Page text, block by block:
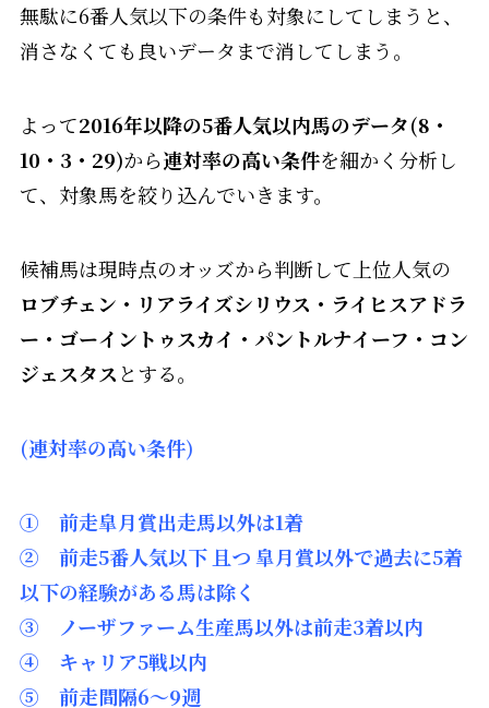
無駄に6番人気以下の条件も対象にしてしまうと、
消さなくても良いデータまで消してしまう。
よって2016年以降の5番人気以内馬のデータ(8・
10・3・29)から連対率の高い条件を細かく分析し
て、対象馬を絞り込んでいきます。
候補馬は現時点のオッズから判断して上位人気の
ロブチェン・リアライズシリウス・ライヒスアドラ
ー・ゴーイントゥスカイ・パントルナイーフ・コン
ジェスタス とする。
(連対率の高い条件)
① 前走皐月賞出走馬以外は1着
② 前走5番人気以下 且つ 皐月賞以外で過去に5着
以下の経験がある馬は除く
③ ノーザファーム生産馬以外は前走3着以内
④ キャリア5戦以内
⑤ 前走間隔6～9週